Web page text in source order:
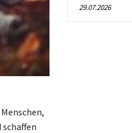
29.07.2026